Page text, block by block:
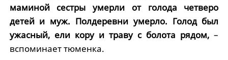
маминой сестры умерли от голода четверо
детей и муж. Полдеревни умерло. Голод был
ужасный, ели кору и траву с болота рядом, –
вспоминает тюменка.